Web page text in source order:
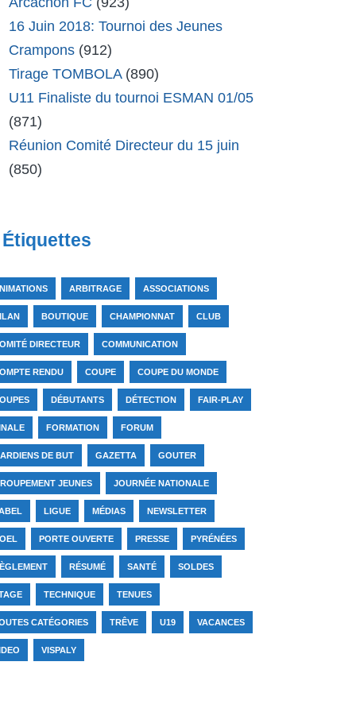
16 Juin 2018: Tournoi des Jeunes
Crampons (912)
Tirage TOMBOLA (890)
U11 Finaliste du tournoi ESMAN 01/05
(871)
Réunion Comité Directeur du 15 juin
(850)
Étiquettes
ARBITRAGE ASSOCIATIONS
BOUTIQUE CHAMPIONNAT CLUB
DIRECTEUR COMMUNICATION
RENDU COUPE COUPE DU MONDE
DÉBUTANTS DÉTECTION FAIR-PLAY
FORMATION FORUM
DE BUT GAZETTA GOUTER
JEUNES JOURNÉE NATIONALE
LIGUE MÉDIAS NEWSLETTER
PORTE OUVERTE PRESSE PYRÉNÉES
RÉSUMÉ SANTÉ SOLDES
TECHNIQUE TENUES
CATÉGORIES TRÊVE U19 VACANCES
VISPALY